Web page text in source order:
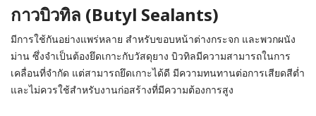
กาวบิวทิล (Butyl Sealants)
มีการใช้กันอย่างแพร่หลาย สำหรับขอบหน้าต่างกระจก และพวกผนัง
ม่าน ซึ่งจำเป็นต้องยึดเกาะกับวัสดุยาง บิวทิลมีความสามารถในการ
เคลื่อนที่จำกัด แต่สามารถยึดเกาะได้ดี มีความทนทานต่อการเสียดสีต่ำ
และไม่ควรใช้สำหรับงานก่อสร้างที่มีความต้องการสูง